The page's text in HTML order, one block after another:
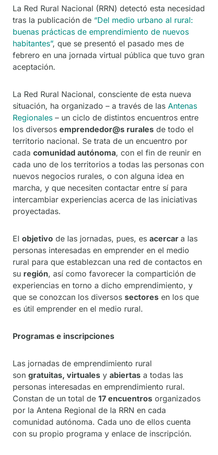
La Red Rural Nacional (RRN) detectó esta necesidad
tras la publicación de “Del medio urbano al rural:
buenas prácticas de emprendimiento de nuevos
habitantes”, que se presentó el pasado mes de
febrero en una jornada virtual pública que tuvo gran
aceptación.
La Red Rural Nacional, consciente de esta nueva
situación, ha organizado – a través de las Antenas
Regionales – un ciclo de distintos encuentros entre
los diversos emprendedor@s rurales de todo el
territorio nacional. Se trata de un encuentro por
cada comunidad autónoma, con el fin de reunir en
cada uno de los territorios a todas las personas con
nuevos negocios rurales, o con alguna idea en
marcha, y que necesiten contactar entre sí para
intercambiar experiencias acerca de las iniciativas
proyectadas.
El objetivo de las jornadas, pues, es acercar a las
personas interesadas en emprender en el medio
rural para que establezcan una red de contactos en
su región, así como favorecer la compartición de
experiencias en torno a dicho emprendimiento, y
que se conozcan los diversos sectores en los que
es útil emprender en el medio rural.
Programas e inscripciones
Las jornadas de emprendimiento rural
son gratuitas, virtuales y abiertas a todas las
personas interesadas en emprendimiento rural.
Constan de un total de 17 encuentros organizados
por la Antena Regional de la RRN en cada
comunidad autónoma. Cada uno de ellos cuenta
con su propio programa y enlace de inscripción.